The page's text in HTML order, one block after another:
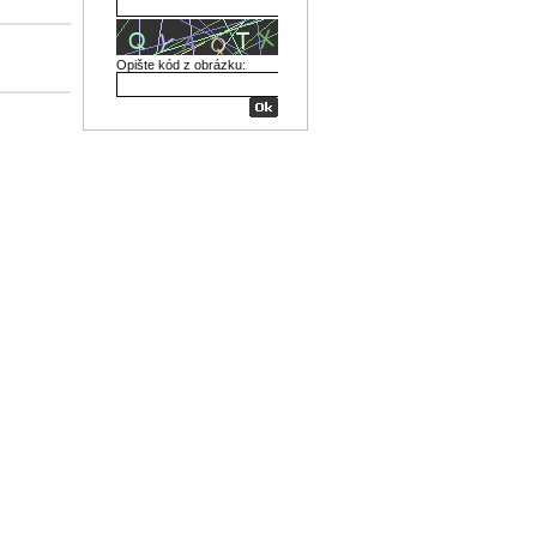
Opište kód z obrázku: